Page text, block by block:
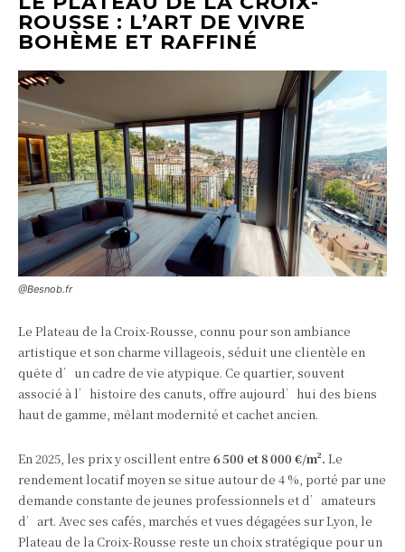
ROUSSE : L’ART DE VIVRE
BOHÈME ET RAFFINÉ
@Besnob.fr
Le Plateau de la Croix-Rousse, connu pour son ambiance
artistique et son charme villageois, séduit une clientèle en
quête d’un cadre de vie atypique. Ce quartier, souvent
associé à l’histoire des canuts, offre aujourd’hui des biens
haut de gamme, mêlant modernité et cachet ancien.
En 2025, les prix y oscillent entre 6 500 et 8 000 €/m². Le
rendement locatif moyen se situe autour de 4 %, porté par une
demande constante de jeunes professionnels et d’amateurs
d’art. Avec ses cafés, marchés et vues dégagées sur Lyon, le
Plateau de la Croix-Rousse reste un choix stratégique pour un